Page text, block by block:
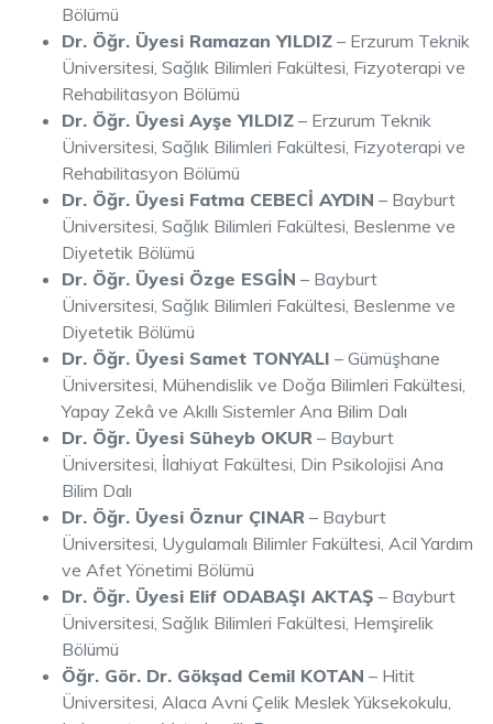
Bölümü
Dr. Öğr. Üyesi Ramazan YILDIZ – Erzurum Teknik
Üniversitesi, Sağlık Bilimleri Fakültesi, Fizyoterapi ve
Rehabilitasyon Bölümü
Dr. Öğr. Üyesi Ayşe YILDIZ – Erzurum Teknik
Üniversitesi, Sağlık Bilimleri Fakültesi, Fizyoterapi ve
Rehabilitasyon Bölümü
Dr. Öğr. Üyesi Fatma CEBECİ AYDIN – Bayburt
Üniversitesi, Sağlık Bilimleri Fakültesi, Beslenme ve
Diyetetik Bölümü
Dr. Öğr. Üyesi Özge ESGİN – Bayburt
Üniversitesi, Sağlık Bilimleri Fakültesi, Beslenme ve
Diyetetik Bölümü
Dr. Öğr. Üyesi Samet TONYALI – Gümüşhane
Üniversitesi, Mühendislik ve Doğa Bilimleri Fakültesi,
Yapay Zekâ ve Akıllı Sistemler Ana Bilim Dalı
Dr. Öğr. Üyesi Süheyb OKUR – Bayburt
Üniversitesi, İlahiyat Fakültesi, Din Psikolojisi Ana
Bilim Dalı
Dr. Öğr. Üyesi Öznur ÇINAR – Bayburt
Üniversitesi, Uygulamalı Bilimler Fakültesi, Acil Yardım
ve Afet Yönetimi Bölümü
Dr. Öğr. Üyesi Elif ODABAŞI AKTAŞ – Bayburt
Üniversitesi, Sağlık Bilimleri Fakültesi, Hemşirelik
Bölümü
Öğr. Gör. Dr. Gökşad Cemil KOTAN – Hitit
Üniversitesi, Alaca Avni Çelik Meslek Yüksekokulu,